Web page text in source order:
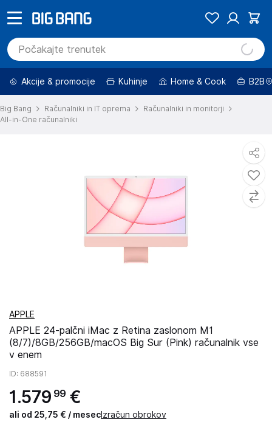
Akcije & promocije Kuhinje Home & Cook B2B
Big Bang Računalniki in IT oprema
Računalniki in monitorji
All-in-One računalniki
APPLE
APPLE 24-palčni iMac z Retina zaslonom M1
(8/7)/8GB/256GB/macOS Big Sur (Pink) računalnik vse
v enem
ID: 688591
1.579 99 €
ali od 25,75 € / mesec Izračun obrokov